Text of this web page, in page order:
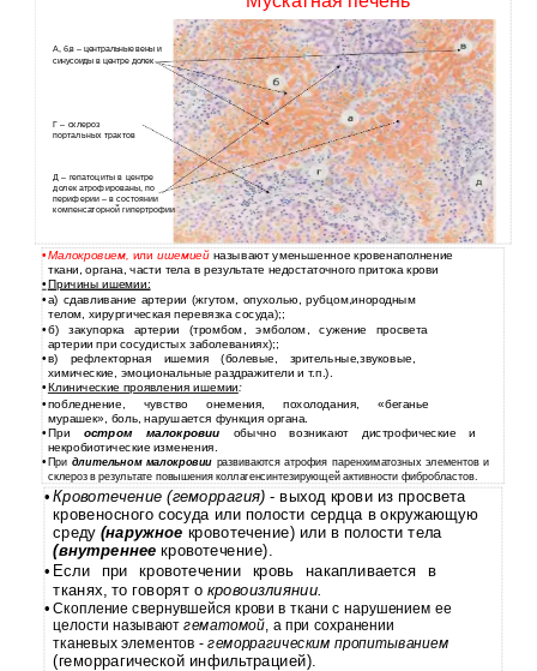
А, б,в – центральные вены и
синусоиды в центре долек
Г – склероз
портальных трактов
Д – гепатоциты в центре
долек атрофированы, по
периферии – в состоянии
компенсаторной гипертрофии
•Малокровием, илиишемией называют уменьшенное кровенаполнение
ткани, органа, части тела в результате недостаточного притока крови
•Причины ишемии:
•а) сдавливание артерии (жгутом, опухолью, рубцом,инородным
телом, хирургическая перевязка сосуда);;
•б) закупорка артерии (тромбом, эмболом, сужение просвета
артерии при сосудистых заболеваниях);;
•в) рефлекторная ишемия (болевые, зрительные,звуковые,
химические, эмоциональные раздражители и т.п.).
• Клинические проявления ишемии:
•побледнение, чувство онемения, похолодания, «беганье
мурашек», боль, нарушается функция органа.
•При остром малокровии обычно возникают дистрофические и
некробиотические изменения.
• При длительном малокровии развиваются атрофия паренхиматозных элементов и
склероз в результате повышения коллагенсинтезирующей активности фибробластов.
• Кровотечение (геморрагия)- выход крови из просвета
кровеносного сосуда или полости сердца в окружающую
среду(наружное кровотечение) или в полости тела
(внутреннеекровотечение).
• Если при кровотечении кровь накапливается в
тканях, то говорят о кровоизлиянии.
• Скопление свернувшейся крови в ткани с нарушением ее
целости называютгематомой, а при сохранении
тканевых элементов -геморрагическим пропитыванием
(геморрагической инфильтрацией).